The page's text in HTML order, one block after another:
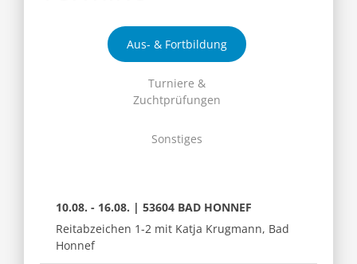
Aus- & Fortbildung
Turniere &
Zuchtprüfungen
Sonstiges
10.08. - 16.08. | 53604 BAD HONNEF
Reitabzeichen 1-2 mit Katja Krugmann, Bad
Honnef